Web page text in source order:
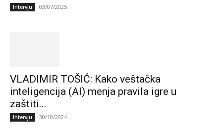
Intervju 03/07/2025
VLADIMIR TOŠIĆ: Kako veštačka
inteligencija (AI) menja pravila igre u
zaštiti...
Intervju 30/10/2024